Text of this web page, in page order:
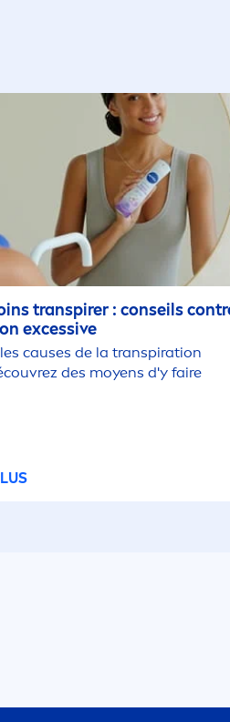
transpirer : conseils
excessive
causes de la transpiration
des moyens d'y faire